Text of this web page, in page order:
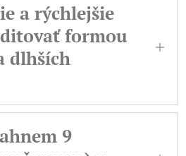
a rýchlejšie
formou
dlhších
ako beh alebo
sa zdokonaľujú jej
Ani maratón
9